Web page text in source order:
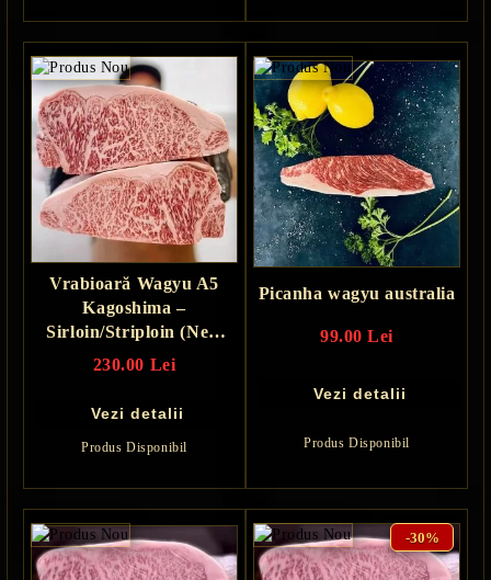
Vrabioară Wagyu A5
Kagoshima –
Sirloin/Striploin (New
York Strip) Japonia
230.00 Lei
Vezi detalii
Produs Disponibil
Picanha wagyu australia
99.00 Lei
Vezi detalii
Produs Disponibil
-30%